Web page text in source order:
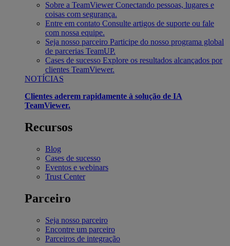
Sobre a TeamViewer Conectando pessoas, lugares e
coisas com segurança.
Entre em contato Consulte artigos de suporte ou fale
com nossa equipe.
Seja nosso parceiro Participe do nosso programa global
de parcerias TeamUP.
Cases de sucesso Explore os resultados alcançados por
clientes TeamViewer.
NOTÍCIAS
Clientes aderem rapidamente à solução de IA
TeamViewer.
Recursos
Blog
Cases de sucesso
Eventos e webinars
Trust Center
Parceiro
Seja nosso parceiro
Encontre um parceiro
Parceiros de integração